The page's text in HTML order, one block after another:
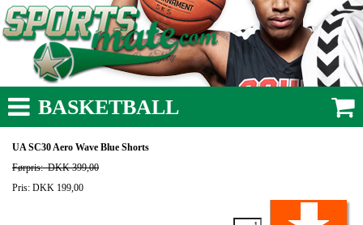
BASKETBALL
UA SC30 Aero Wave Blue Shorts
Førpris:DKK 399,00
Pris: DKK 199,00